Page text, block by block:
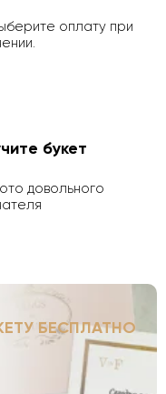
оплату при
букет
довольного
БЕСПЛАТНО